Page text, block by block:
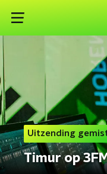
Uitzending
Timur op